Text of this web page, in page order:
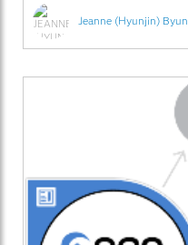
Jeanne (Hyunjin) Byun